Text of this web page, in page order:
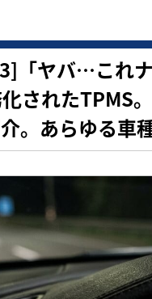
「ヤバ…これ
されたTPMS
。あらゆる車